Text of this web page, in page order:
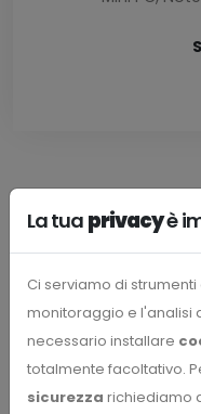
La tua privacyè
Ci serviamo di
monitoraggio e l'analisi
necessario installare
totalmente facoltativo.
sicurezza richiediamo